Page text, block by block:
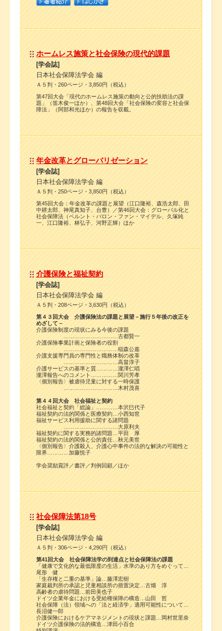
ホームレス施策と社会保険の現代的課題
[学会誌]
日本社会保障法学会 編
Ａ５判・260ページ・3,850円（税込）
第47回大会「現代のホームレス施策の動向と公的扶助法の課
題」（笛木俊一ほか）、第48回大会「社会保険の変容と社会保
障法」（阿部和光ほか）の報告を収載。
年金改革とグローバリゼーション
[学会誌]
日本社会保障法学会 編
Ａ５判・250ページ・3,850円（税込）
第45回大会：年金改革の課題と展望（江口隆裕、森浩太郎、田
中耕太郎、神尾真知子、台豊）／第46回大会：グローバル化と
社会保障法（ベルント・バロン・ファン・マイデル、久塚純
一、江口隆裕、林弘子、河野正輝）ほか
介護保険と福祉契約
[学会誌]
日本社会保障法学会 編
Ａ５判・208ページ・3,630円（税込）
第４３回大会 介護保険法の課題と展望－施行５年後の改正を
めざして－
介護保険制度の現状にみる今後の課題
…………………………古都賢一
介護保険事業計画と保険者の役割
…………………………稲森公嘉
介護支援専門員の専門性と職務体制の改革
…………………………高畠淳子
介護サービスの基準と質…………瀧澤仁唱
瀧澤報告へのコメント……………関川芳孝
〈個別報告〉被虐待児童に対する一時保護
…………………………木村茂喜
第４４回大会 社会福祉と契約
社会福祉と契約「総論」…………本沢巳代子
福祉契約の法的関係と医療契約…小西知世
福祉サービス利用援助に関する諸問題
…………………………大原利夫
福祉契約に関する実務的諸問題…平田 厚
福祉契約の法的関係と公的責任…秋元美世
〈個別報告〉介護殺人、介護心中事件の法的な解決の可能性と
限界…………加藤悦子
学会奨励賞評／書評／判例回顧／ほか
社会保障法第18号
[学会誌]
日本社会保障法学会 編
Ａ５判・306ページ・4,290円（税込）
第41回大会 社会保障法学の到達点と社会保障法の課題
「健康で文化的な最低限度の生活」水準のあり方をめぐって…
尾形 健
「生存権と二重の基準」論…藤澤宏樹
家庭裁判所の承認と児童相談所の措置決定…古畑 淳
高齢者の虐待問題…前田美也子
ドイツ企業年金における受給権保障の構造…山田 哲
社会保障（法）領域への「法と経済学」適用可能性について…
長沼健一郎
介護保険におけるケアマネジメントの現状と課題…岡村世里奈
ドイツ介護保険の法的構造…津田小百合